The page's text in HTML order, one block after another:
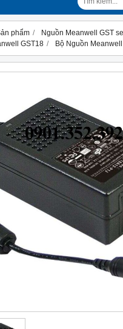
phẩm
Nguồn Meanwell GST
GST18
Bộ Nguồn